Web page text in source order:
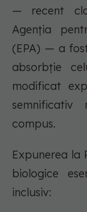
— recent
Agenția
(EPA) — a
absorbție
modificat
compus.
Expunerea la
biologice
inclusiv: